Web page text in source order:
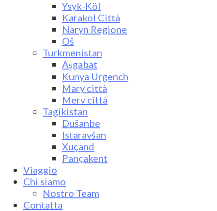
Ysyk-Köl
Karakol Città
Naryn Regione
Oš
Turkmenistan
Aşgabat
Kunya Urgench
Mary città
Merv città
Tagikistan
Dušanbe
Istaravšan
Xuçand
Pançakent
Viaggio
Chi siamo
Nostro Team
Contatta